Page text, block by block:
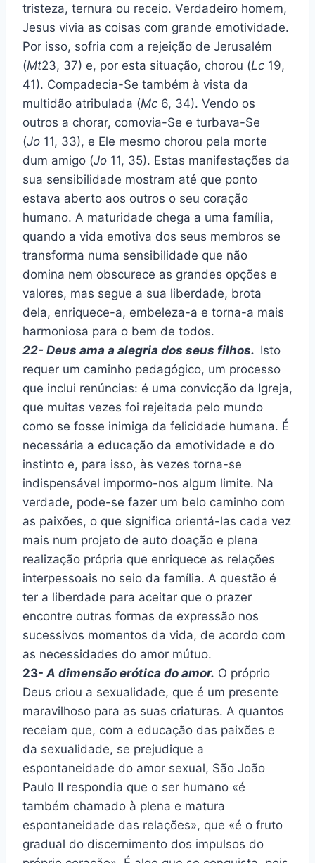
tristeza, ternura ou receio. Verdadeiro homem,
Jesus vivia as coisas com grande emotividade.
Por isso, sofria com a rejeição de Jerusalém
(Mt23, 37) e, por esta situação, chorou (Lc 19,
41). Compadecia-Se também à vista da
multidão atribulada (Mc 6, 34). Vendo os
outros a chorar, comovia-Se e turbava-Se
(Jo 11, 33), e Ele mesmo chorou pela morte
dum amigo (Jo 11, 35). Estas manifestações da
sua sensibilidade mostram até que ponto
estava aberto aos outros o seu coração
humano. A maturidade chega a uma família,
quando a vida emotiva dos seus membros se
transforma numa sensibilidade que não
domina nem obscurece as grandes opções e
valores, mas segue a sua liberdade, brota
dela, enriquece-a, embeleza-a e torna-a mais
harmoniosa para o bem de todos.
22- Deus ama a alegria dos seus filhos. Isto
requer um caminho pedagógico, um processo
que inclui renúncias: é uma convicção da Igreja,
que muitas vezes foi rejeitada pelo mundo
como se fosse inimiga da felicidade humana. É
necessária a educação da emotividade e do
instinto e, para isso, às vezes torna-se
indispensável impormo-nos algum limite. Na
verdade, pode-se fazer um belo caminho com
as paixões, o que significa orientá-las cada vez
mais num projeto de auto doação e plena
realização própria que enriquece as relações
interpessoais no seio da família. A questão é
ter a liberdade para aceitar que o prazer
encontre outras formas de expressão nos
sucessivos momentos da vida, de acordo com
as necessidades do amor mútuo.
23- A dimensão erótica do amor. O próprio
Deus criou a sexualidade, que é um presente
maravilhoso para as suas criaturas. A quantos
receiam que, com a educação das paixões e
da sexualidade, se prejudique a
espontaneidade do amor sexual, São João
Paulo II respondia que o ser humano «é
também chamado à plena e matura
espontaneidade das relações», que «é o fruto
gradual do discernimento dos impulsos do